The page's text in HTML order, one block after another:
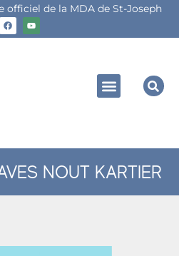
officiel de la MDA de St-Joseph
NOUT KARTIER